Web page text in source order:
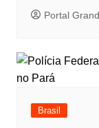
Portal
Brasil